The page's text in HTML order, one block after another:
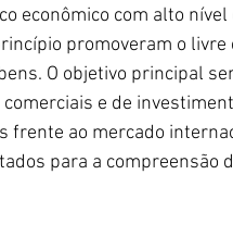
econômico com alto
promoveram o livre
O objetivo principal
e de
frente ao mercado
para a compreensão